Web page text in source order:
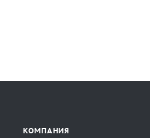
КОМПАНИЯ